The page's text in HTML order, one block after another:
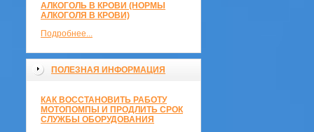
АЛКОГОЛЬ В КРОВИ (НОРМЫ
АЛКОГОЛЯ В КРОВИ)
Подробнее...
ПОЛЕЗНАЯ ИНФОРМАЦИЯ
КАК ВОССТАНОВИТЬ РАБОТУ
МОТОПОМПЫ И ПРОДЛИТЬ СРОК
СЛУЖБЫ ОБОРУДОВАНИЯ